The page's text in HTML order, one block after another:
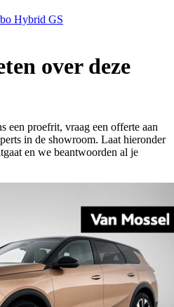
Hybrid GS
over deze
een proefrit, vraag een offerte aan
in de showroom. Laat hieronder
en we beantwoorden al je